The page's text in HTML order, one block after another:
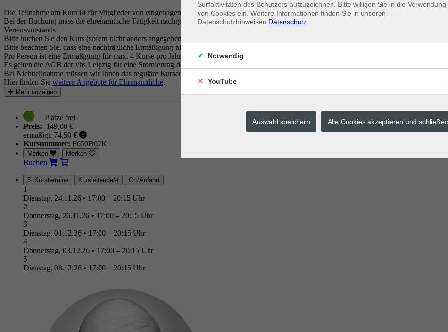
Die Teilnahme am Kurs ist für Mitglieder von eingetragenen Vereinen, zivilgesellschaftlichen Organisationen oder Stiftungen in Leipzig
Bei der Buchung muss die ehrenamtliche Tätigkeit nachgewiesen werden: Legen Sie uns ein Schreiben vor, aus dem Ihr aktives Engagement
Vereinsvorstands.
Bitte buchen Sie den Kurs (sofern nicht anders angegeben) über den Warenkorb und senden im Anschluss - spätestens bis Kursbeginn - Ihren
Bitte beachten Sie, dass eine nachträgliche Ermäßigung nicht möglich ist.
Pro Person ist eine Ermäßigung für max. 4 Kurse pro Jahr möglich.
Es gelten die AGB der vhs Leipzig für eine Stornierung der Anmeldung.
Bei Nichtteilnahme müssen wir Ihnen das reguläre Kursentgelt in Rechnung stellen.
Hier finden Sie weitere Angebote für Ehrenamtliche.
Mehr anzeigen
Preis: 149,00 €
ermäßigt: 74,50 €
Kursnummer: F650B02K
Merken Merken
Buchen
5 Kurstermine Kursleitende/-r Ort/Anfahrt
1
Dienstag, 24.11.26 • 17:00 – 20:15 Uhr
2
Donnerstag, 26.11.26 • 17:00 – 20:15 Uhr
3
Dienstag, 01.12.26 • 17:00 – 20:15 Uhr
4
Donnerstag, 03.12.26 • 17:00 – 20:15 Uhr
5
Dienstag, 08.12.26 • 17:00 – 20:15 Uhr
Surfaktivitäten des Benutzers aufzuzeichnen. Bitte willigen Sie in die Verwendung
von Cookies ein. Weitere Informationen finden Sie in unseren
Datenschutzhinweisen. Datenschutz
Notwendig
YouTube
Auswahl speichern Alle Cookies akzeptieren und schließen